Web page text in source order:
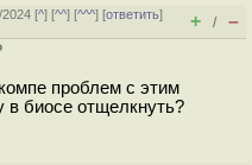
[^] [^^] [^^^] [ответить]
+ / –
проблем с этим
в биосе отщелкнуть?